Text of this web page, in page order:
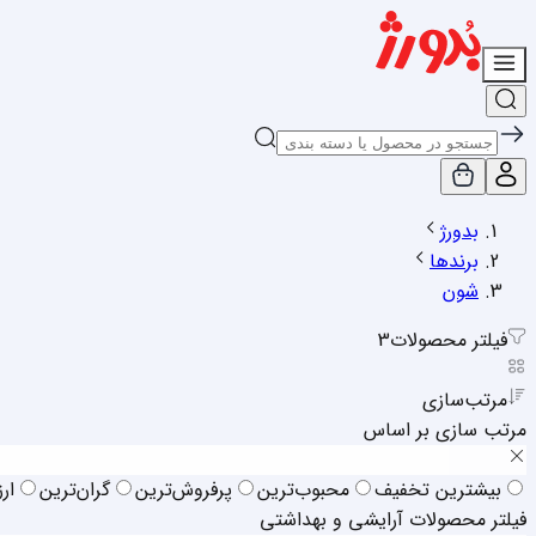
بدورژ
برندها
شون
فیلتر محصولات3
مرتب‌سازی
مرتب سازی بر اساس
بیشترین تخفیف
محبوب‌ترین پرفروش‌ترین گران‌ترین
فیلتر محصولات آرایشی و بهداشتی